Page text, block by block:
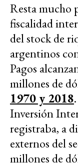
Resta mucho
fiscalidad
del stock de
argentinos
Pagos
millones de
1970 y 2018
Inversión
registraba, a
externos del
millones de